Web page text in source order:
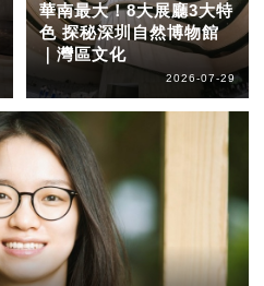
華南最大！8大展廳3大特
色 探秘深圳自然博物館
｜灣區文化
2026-07-29